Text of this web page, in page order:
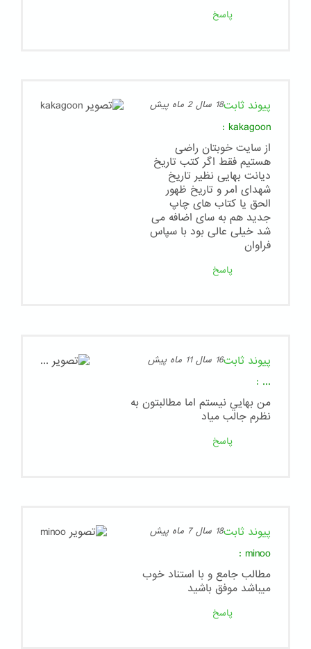
پاسخ
پیوند ثابت18 سال 2 ماه پیش
kakagoon
:
از سایت خوبتان راضی
هستیم فقط اگر کتب تاریخ
دیانت بهایی نظیر تاریخ
شهدای امر و تاریخ ظهور
الحق یا کتاب های چاپ
جدید هم به سای اضافه می
شد خیلی عالی بود با سپاس
فراوان
پاسخ
پیوند ثابت16 سال 11 ماه پیش
...
:
من بهايي نيستم اما مطالبتون به
نظرم جالب مياد
پاسخ
پیوند ثابت18 سال 7 ماه پیش
minoo
:
مطالب جامع و با استناد خوب
ميباشد موفق باشيد
پاسخ